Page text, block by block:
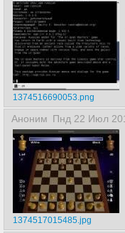
1374516690053.png
Аноним Пнд 22 Июл
1374517015485.jpg